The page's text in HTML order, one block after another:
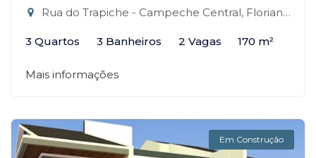
Rua do Trapiche - Campeche Central, Florianópolis-SC
3 Quartos 3 Banheiros 2 Vagas 170 m²
Mais informações
Em Construção